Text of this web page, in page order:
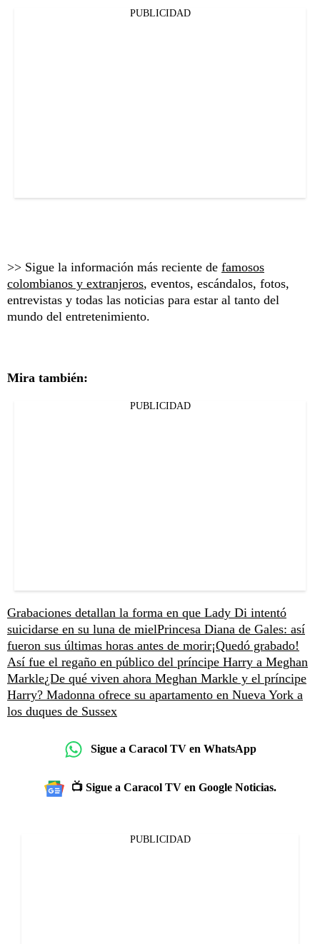
PUBLICIDAD
>> Sigue la información más reciente de famosos
colombianos y extranjeros, eventos, escándalos, fotos,
entrevistas y todas las noticias para estar al tanto del
mundo del entretenimiento.
Mira también:
PUBLICIDAD
Grabaciones detallan la forma en que Lady Di intentó
suicidarse en su luna de mielPrincesa Diana de Gales: así
fueron sus últimas horas antes de morir¡Quedó grabado!
Así fue el regaño en público del príncipe Harry a Meghan
Markle¿De qué viven ahora Meghan Markle y el príncipe
Harry? Madonna ofrece su apartamento en Nueva York a
los duques de Sussex
Sigue a Caracol TV en WhatsApp
📺 Sigue a Caracol TV en Google Noticias.
PUBLICIDAD